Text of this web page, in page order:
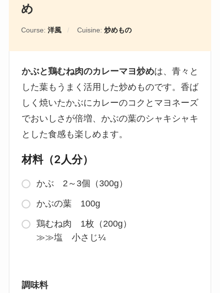
め
Course: 洋風 Cuisine: 炒めもの
かぶと鶏むね肉のカレーマヨ炒めは、青々と
した葉もうまく活用した炒めものです。香ば
しく焼いたかぶにカレーのコクとマヨネーズ
でおいしさが倍増、かぶの葉のシャキシャキ
とした食感も楽しめます。
材料（2人分）
かぶ 2～3個（300g）
かぶの葉 100g
鶏むね肉 1枚（200g）
≫≫塩 小さじ¼
調味料